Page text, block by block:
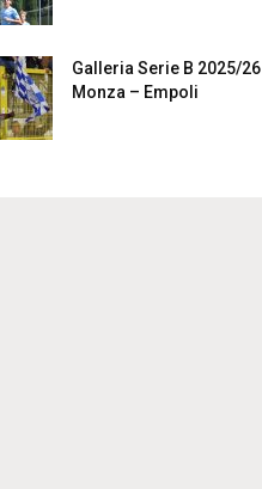
Galleria Serie B 2025/26 |
Monza – Empoli